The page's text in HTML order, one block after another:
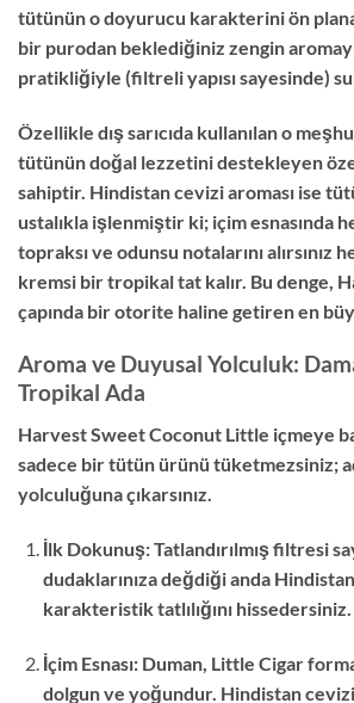
tütünün o doyurucu karakterini ön
bir purodan beklediğiniz zengin
pratikliğiyle (filtreli yapısı sayesinde)
Özellikle dış sarıcıda kullanılan o
tütünün doğal lezzetini destekleyen
sahiptir. Hindistan cevizi aroması ise
ustalıkla işlenmiştir ki; içim esnasında
topraksı ve odunsu notalarını alırsınız
kremsi bir tropikal tat kalır. Bu denge,
çapında bir otorite haline getiren en
Aroma ve Duyusal Yolculuk:
Tropikal Ada
Harvest Sweet Coconut Little içmeye
sadece bir tütün ürünü tüketmezsiniz;
yolculuğuna çıkarsınız.
İlk Dokunuş: Tatlandırılmış filtresi
dudaklarınıza değdiği anda
karakteristik tatlılığını hissedersiniz.
İçim Esnası: Duman, Little Cigar
dolgun ve yoğundur. Hindistan